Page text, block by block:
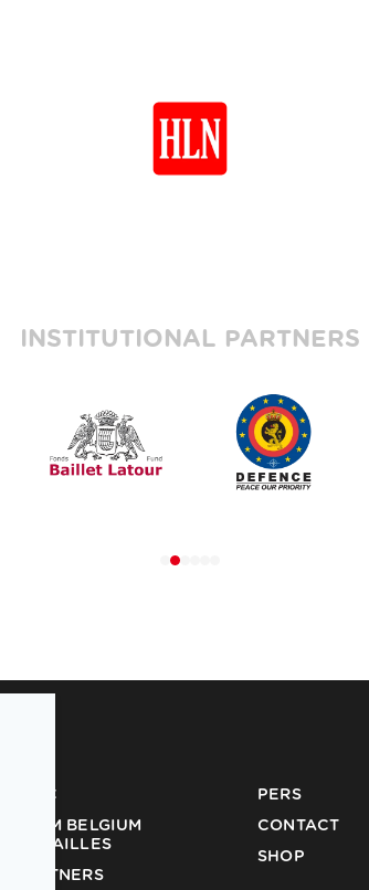
INSTITUTIONAL PARTNERS
BOIC
TEAM BELGIUM
MEDAILLES
PARTNERS
PERS
CONTACT
SHOP